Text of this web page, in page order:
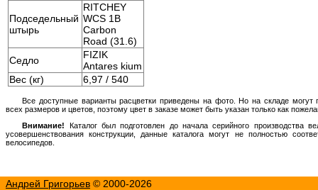
Подседельный
штырь
RITCHEY
WCS 1B
Carbon
Road (31.6)
Седло
FIZIK
Antares kium
Вес (кг)
6,97 / 540
Все доступные варианты расцветки приведены на фото. Но на складе могут
всех размеров и цветов, поэтому цвет в заказе может быть указан только как
Внимание!
Каталог был подготовлен до начала серийного производства
усовершенствования конструкции, данные каталога могут не полностью
велосипедов.
Андрей Григорьев © 2000-2026